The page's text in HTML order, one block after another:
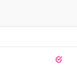
14 dagen